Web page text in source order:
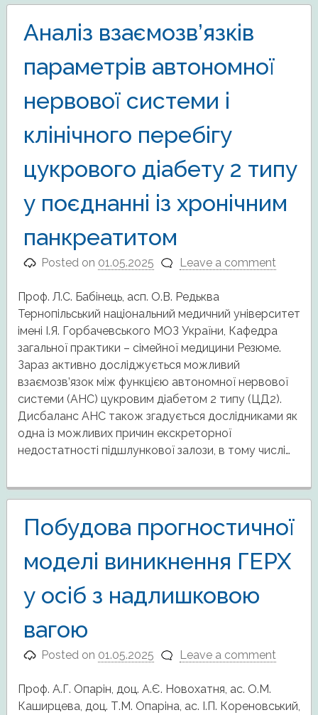
Аналіз взаємозв’язків
параметрів автономної
нервової системи і
клінічного перебігу
цукрового діабету 2 типу
у поєднанні із хронічним
панкреатитом
Posted on 01.05.2025 Leave a comment
Проф. Л.С. Бабінець, асп. О.В. Редьква
Тернопільський національний медичний університет
імені І.Я. Горбачевського МОЗ України, Кафедра
загальної практики – сімейної медицини Резюме.
Зараз активно досліджується можливий
взаємозв’язок між функцією автономної нервової
системи (АНС) цукровим діабетом 2 типу (ЦД2).
Дисбаланс АНС також згадується дослідниками як
одна із можливих причин екскреторної
недостатності підшлункової залози, в тому числі…
Побудова прогностичної
моделі виникнення ГЕРХ
у осіб з надлишковою
вагою
Posted on 01.05.2025 Leave a comment
Проф. А.Г. Опарін, доц. А.Є. Новохaтня, ас. О.М.
Каширцева, доц. Т.М. Опаріна, ас. І.П. Кореновський,